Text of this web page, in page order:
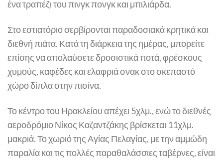
ένα τραπέζι του πινγκ πονγκ και μπιλιάρδα.
Στο εστιατόριο σερβίρονται παραδοσιακά κρητικά και
διεθνή πιάτα. Κατά τη διάρκεια της ημέρας, μπορείτε
επίσης να απολαύσετε δροσιστικά ποτά, φρέσκους
χυμούς, καφέδες και ελαφριά σνακ στο σκεπαστό
χώρο δίπλα στην πισίνα.
Το κέντρο του Ηρακλείου απέχει 5χλμ., ενώ το διεθνές
αεροδρόμιο Νίκος Καζαντζάκης βρίσκεται 11χλμ.
μακριά. Το χωριό της Αγίας Πελαγίας, με την αμμώδη
παραλία και τις πολλές παραθαλάσσιες ταβέρνες, είναι